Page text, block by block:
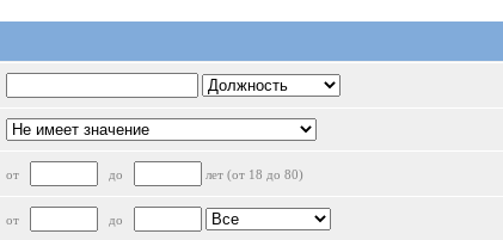
от до лет (от 18 до 80)
от до